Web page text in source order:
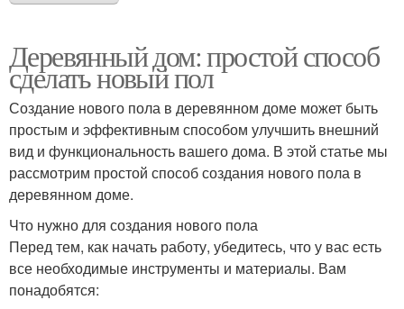
Деревянный дом: простой способ
сделать новый пол
Создание нового пола в деревянном доме может быть
простым и эффективным способом улучшить внешний
вид и функциональность вашего дома. В этой статье мы
рассмотрим простой способ создания нового пола в
деревянном доме.
Что нужно для создания нового пола
Перед тем, как начать работу, убедитесь, что у вас есть
все необходимые инструменты и материалы. Вам
понадобятся: